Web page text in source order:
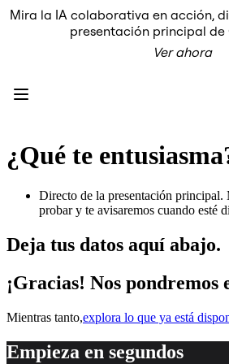
Destacados
Lienzo inteligente™
AI Workflows
Conectores
Servidor MCP
Planes de acción
Seguridad
Enterprise Guard
Plataforma para
Descargar aplicaciones
Pizarra
Kanban
Mira la IA colaborativa en acción,
presentación principal de
Ver ahora
¿Qué te
Directo de la presentación principal.
probar y te avisaremos cuando esté
Deja tus datos aquí abajo.
¡Gracias! Nos pondremos
Mientras tanto,explora lo que ya está
Empieza en segundos